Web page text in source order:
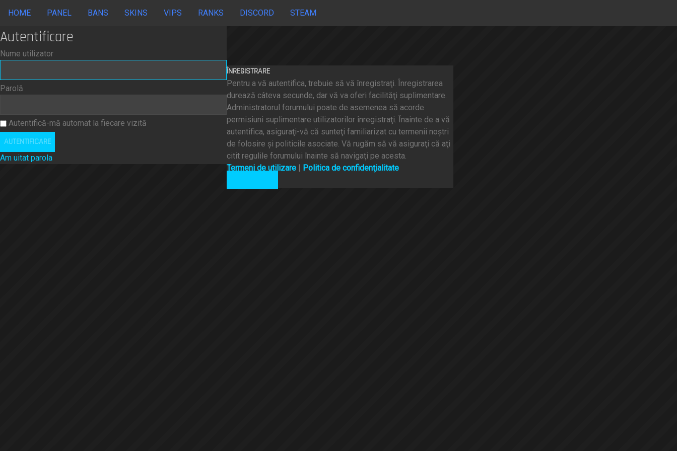
HOME PANEL BANS SKINS VIPS RANKS DISCORD STEAM
Autentificare
Nume utilizator
Parolă
Autentifică-mă automat la fiecare vizită
Am uitat parola
ÎNREGISTRARE
Pentru a vă autentifica, trebuie să vă înregistraţi. Înregistrarea
durează câteva secunde, dar vă va oferi facilităţi suplimentare.
Administratorul forumului poate de asemenea să acorde
permisiuni suplimentare utilizatorilor înregistraţi. Înainte de a vă
autentifica, asiguraţi-vă că sunteţi familiarizat cu termenii noştri
de folosire şi politicile asociate. Vă rugăm să vă asiguraţi că aţi
citit regulile forumului înainte să navigaţi pe acesta.
Termeni de utilizare | Politica de confidenţialitate